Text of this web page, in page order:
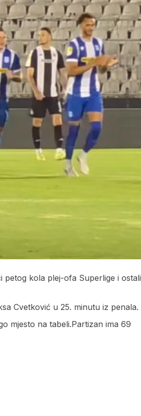
petog kola plej-ofa Superlige i ostali
Cvetković u 25. minutu iz penala.
mjesto na tabeli.Partizan ima 69